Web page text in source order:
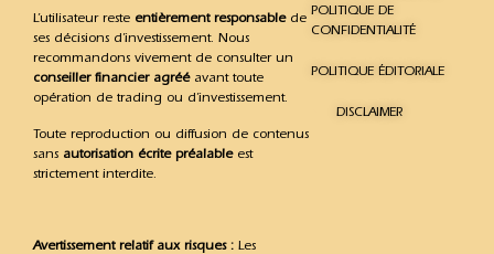
L’utilisateur reste entièrement responsablede
ses décisions d’investissement. Nous
recommandons vivement de consulter un
conseiller financier agrééavant toute
opération de trading ou d’investissement.
Toute reproduction ou diffusion de contenus
sans autorisation écrite préalableest
strictement interdite.
Avertissement relatif aux risques : Les
POLITIQUE DE
CONFIDENTIALITÉ
POLITIQUE ÉDITORIALE
DISCLAIMER